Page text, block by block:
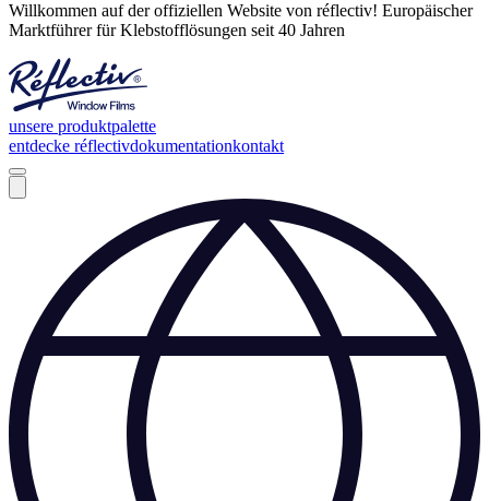
Willkommen auf der offiziellen Website von réflectiv! Europäischer
Marktführer für Klebstofflösungen seit 40 Jahren
unsere produktpalette
entdecke réflectivdokumentationkontakt